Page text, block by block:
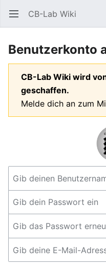
Hauptmenü öffnen CB-Lab Wiki
Benutzerkonto
CB-Lab Wiki wird
geschaffen.
Melde dich an zum